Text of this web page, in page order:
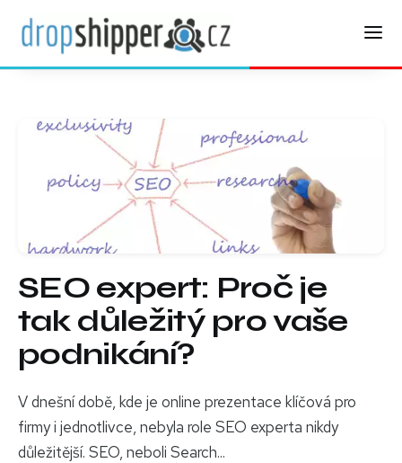
SEO expert: Proč je
tak důležitý pro vaše
podnikání?
V dnešní době, kde je online prezentace klíčová pro
firmy i jednotlivce, nebyla role SEO experta nikdy
důležitější. SEO, neboli Search...